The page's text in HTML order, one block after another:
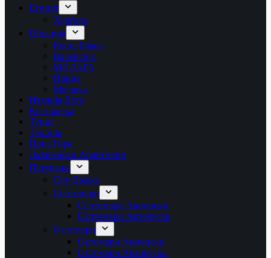
Египет
Хургада
Шпанија
Коста Брава
Валенсија
МАЛАГА
Ибица
Мајорка
Италија Лето
Крстарења
Тунис
Турција
Црна Гора
Лазаревски Апартмани
Патувања
City Breaks
Септември
Септември Авионски
Септември Автобуски
Октомври
Октомври Авионски
Октомври Автобуски